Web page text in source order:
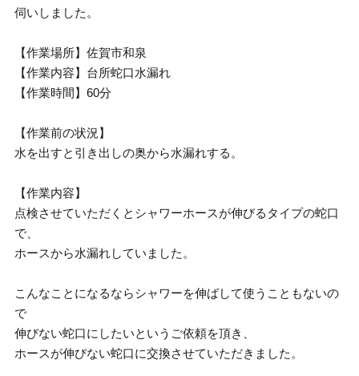
伺いしました。
【作業場所】佐賀市和泉
【作業内容】台所蛇口水漏れ
【作業時間】60分
【作業前の状況】
水を出すと引き出しの奥から水漏れする。
【作業内容】
点検させていただくとシャワーホースが伸びるタイプの蛇口
で、
ホースから水漏れしていました。
こんなことになるならシャワーを伸ばして使うこともないの
で
伸びない蛇口にしたいというご依頼を頂き、
ホースが伸びない蛇口に交換させていただきました。